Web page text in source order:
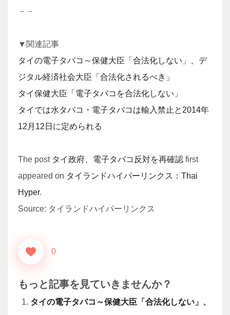
－－
▼関連記事
タイの電子タバコ～保健大臣「合法化しない」、デ
ジタル経済社会大臣「合法化されるべき」
タイ保健大臣「電子タバコを合法化しない」
タイでは水タバコ・電子タバコは輸入禁止と2014年
12月12日に定められる
The post タイ政府、電子タバコ反対を再確認 first
appeared on タイランドハイパーリンクス：Thai
Hyper.
Source: タイランドハイパーリンクス
0
もっと記事を見ていきませんか？
タイの電子タバコ～保健大臣「合法化しない」、